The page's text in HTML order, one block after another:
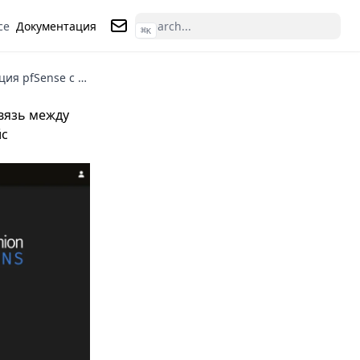
Документация
Контакты
⌘K
Интеграция pfSense c SecurityOnion
между